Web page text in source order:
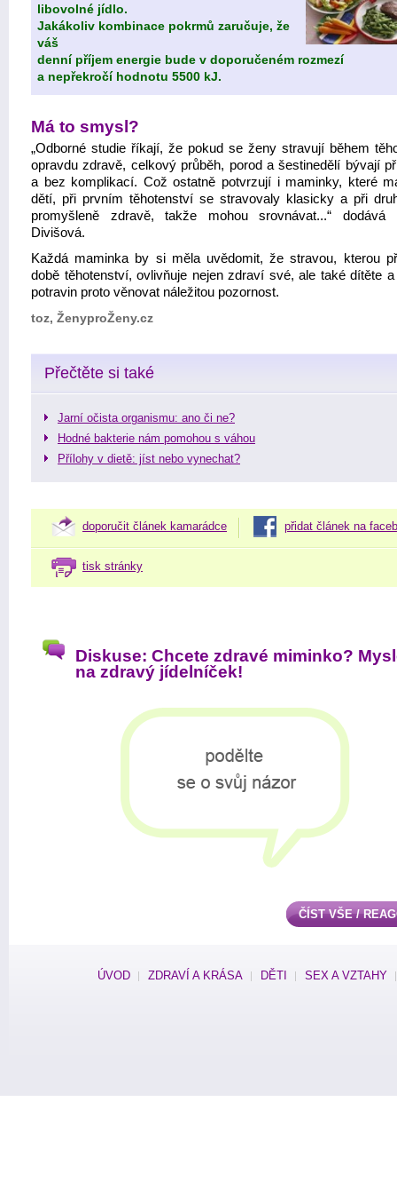
libovolné jídlo.
Jakákoliv kombinace pokrmů zaručuje, že
váš
denní příjem energie bude v doporučeném rozmezí
a nepřekročí hodnotu 5500 kJ.
Má to smysl?
„Odborné studie říkají, že pokud se ženy stravují během
opravdu zdravě, celkový průběh, porod a šestinedělí bývají
a bez komplikací. Což ostatně potvrzují i maminky, které
dětí, při prvním těhotenství se stravovaly klasicky a při
promyšleně zdravě, takže mohou srovnávat...“ dodává
Divišová.
Každá maminka by si měla uvědomit, že stravou, kterou
době těhotenství, ovlivňuje nejen zdraví své, ale také dítěte
potravin proto věnovat náležitou pozornost.
toz, ŽenyproŽeny.cz
Přečtěte si také
Jarní očista organismu: ano či ne?
Hodné bakterie nám pomohou s váhou
Přílohy v dietě: jíst nebo vynechat?
doporučit článek kamarádce přidat článek na
tisk stránky
Diskuse: Chcete zdravé miminko?
na zdravý jídelníček!
ČÍST VŠE /
ÚVOD ZDRAVÍ A KRÁSA DĚTI SEX A VZTAHY